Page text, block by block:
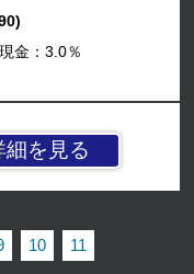
細を見る
金：3.0％
10 11